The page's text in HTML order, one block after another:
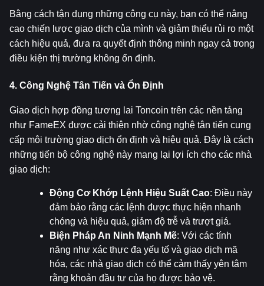
Bằng cách tận dụng những công cụ này, bạn có thể nâng
cao chiến lược giao dịch của mình và giảm thiểu rủi ro một
cách hiệu quả, đưa ra quyết định thông minh ngay cả trong
điều kiện thị trường không ổn định.
4. Công Nghệ Tân Tiến và Ổn Định
Giao dịch hợp đồng tương lai Toncoin trên các nền tảng
như FameEX được cải thiện nhờ công nghệ tân tiến cung
cấp môi trường giao dịch ổn định và hiệu quả. Đây là cách
những tiến bộ công nghệ này mang lại lợi ích cho các nhà
giao dịch:
Động Cơ Khớp Lệnh Hiệu Suất Cao: Điều này
đảm bảo rằng các lệnh được thực hiện nhanh
chóng và hiệu quả, giảm độ trễ và trượt giá.
Biện Pháp An Ninh Mạnh Mẽ: Với các tính
năng như xác thực đa yếu tố và giao dịch mã
hóa, các nhà giao dịch có thể cảm thấy yên tâm
rằng khoản đầu tư của họ được bảo vệ.